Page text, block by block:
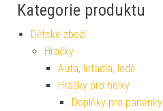
Kategorie produktu
Dětské zboží
Hračky
Auta, letadla, lodě
Hračky pro holky
Doplňky pro panenky